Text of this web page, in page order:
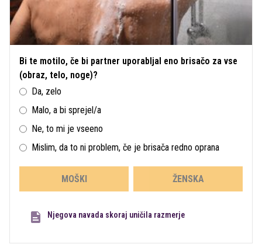
Bi te motilo, če bi partner uporabljal eno brisačo za vse
(obraz, telo, noge)?
Da, zelo
Malo, a bi sprejel/a
Ne, to mi je vseeno
Mislim, da to ni problem, če je brisača redno oprana
MOŠKI ŽENSKA
Njegova navada skoraj uničila razmerje